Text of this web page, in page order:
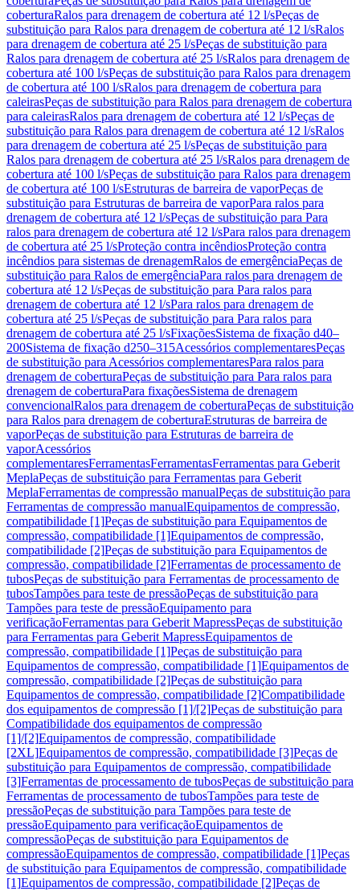
coberturaRalos para drenagem de cobertura até 12 l/sPeças de
substituição para Ralos para drenagem de cobertura até 12 l/sRalos
para drenagem de cobertura até 25 l/sPeças de substituição para
Ralos para drenagem de cobertura até 25 l/sRalos para drenagem de
cobertura até 100 l/sPeças de substituição para Ralos para drenagem
de cobertura até 100 l/sRalos para drenagem de cobertura para
caleirasPeças de substituição para Ralos para drenagem de cobertura
para caleirasRalos para drenagem de cobertura até 12 l/sPeças de
substituição para Ralos para drenagem de cobertura até 12 l/sRalos
para drenagem de cobertura até 25 l/sPeças de substituição para
Ralos para drenagem de cobertura até 25 l/sRalos para drenagem de
cobertura até 100 l/sPeças de substituição para Ralos para drenagem
de cobertura até 100 l/sEstruturas de barreira de vaporPeças de
substituição para Estruturas de barreira de vaporPara ralos para
drenagem de cobertura até 12 l/sPeças de substituição para Para
ralos para drenagem de cobertura até 12 l/sPara ralos para drenagem
de cobertura até 25 l/sProteção contra incêndiosProteção contra
incêndios para sistemas de drenagemRalos de emergênciaPeças de
substituição para Ralos de emergênciaPara ralos para drenagem de
cobertura até 12 l/sPeças de substituição para Para ralos para
drenagem de cobertura até 12 l/sPara ralos para drenagem de
cobertura até 25 l/sPeças de substituição para Para ralos para
drenagem de cobertura até 25 l/sFixaçõesSistema de fixação d40–
200Sistema de fixação d250–315Acessórios complementaresPeças
de substituição para Acessórios complementaresPara ralos para
drenagem de coberturaPeças de substituição para Para ralos para
drenagem de coberturaPara fixaçõesSistema de drenagem
convencionalRalos para drenagem de coberturaPeças de substituição
para Ralos para drenagem de coberturaEstruturas de barreira de
vaporPeças de substituição para Estruturas de barreira de
vaporAcessórios
complementaresFerramentasFerramentasFerramentas para Geberit
MeplaPeças de substituição para Ferramentas para Geberit
MeplaFerramentas de compressão manualPeças de substituição para
Ferramentas de compressão manualEquipamentos de compressão,
compatibilidade [1]Peças de substituição para Equipamentos de
compressão, compatibilidade [1]Equipamentos de compressão,
compatibilidade [2]Peças de substituição para Equipamentos de
compressão, compatibilidade [2]Ferramentas de processamento de
tubosPeças de substituição para Ferramentas de processamento de
tubosTampões para teste de pressãoPeças de substituição para
Tampões para teste de pressãoEquipamento para
verificaçãoFerramentas para Geberit MapressPeças de substituição
para Ferramentas para Geberit MapressEquipamentos de
compressão, compatibilidade [1]Peças de substituição para
Equipamentos de compressão, compatibilidade [1]Equipamentos de
compressão, compatibilidade [2]Peças de substituição para
Equipamentos de compressão, compatibilidade [2]Compatibilidade
dos equipamentos de compressão [1]/[2]Peças de substituição para
Compatibilidade dos equipamentos de compressão
[1]/[2]Equipamentos de compressão, compatibilidade
[2XL]Equipamentos de compressão, compatibilidade [3]Peças de
substituição para Equipamentos de compressão, compatibilidade
[3]Ferramentas de processamento de tubosPeças de substituição para
Ferramentas de processamento de tubosTampões para teste de
pressãoPeças de substituição para Tampões para teste de
pressãoEquipamento para verificaçãoEquipamentos de
compressãoPeças de substituição para Equipamentos de
compressãoEquipamentos de compressão, compatibilidade [1]Peças
de substituição para Equipamentos de compressão, compatibilidade
[1]Equipamentos de compressão, compatibilidade [2]Peças de